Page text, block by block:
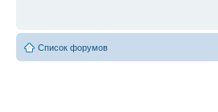
Список форумов